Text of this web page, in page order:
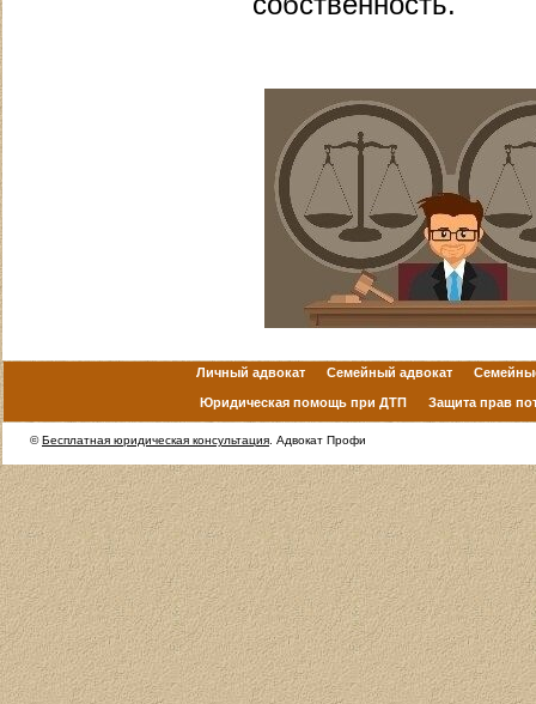
Личный адвокат Семейный адвокат
Юридическая помощь при ДТП Защита прав
©Бесплатная юридическая консультация . Адвокат Профи